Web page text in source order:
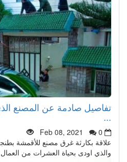
تفاصيل صادمة عن المصنع
Feb 08, 2021
0
علاقة بكارثة غرق مصنع للأقمشة بطنجة
والذي اودى بحياة العشرات من العمال